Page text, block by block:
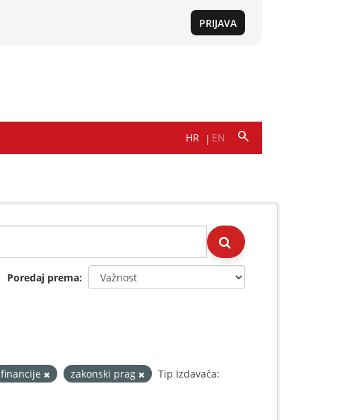
Poredaj prema
financije zakonski prag
Tip Izdavača: